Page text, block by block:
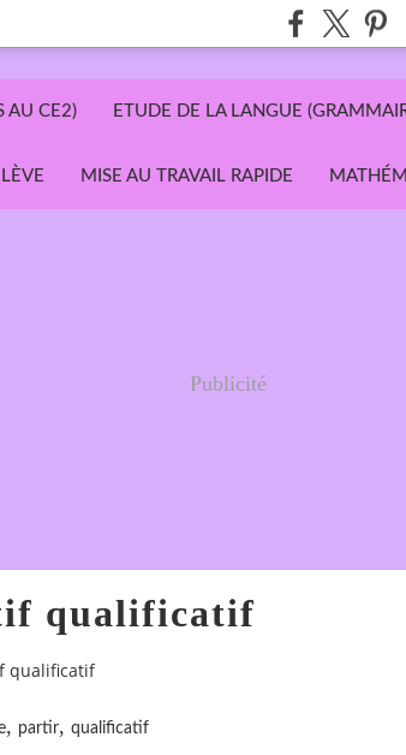
AU CE2) ETUDE DE LA LANGUE
MISE AU TRAVAIL RAPIDE
Publicité
qualificatif
qualificatif
, partir, qualificatif